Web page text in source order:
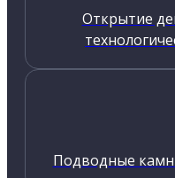
Открытие
Подводные